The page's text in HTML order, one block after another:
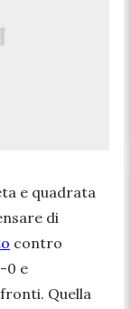
e quadrata
di
contro
0 e
Quella